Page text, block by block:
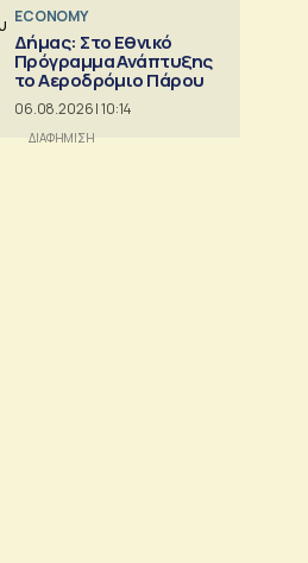
ECONOMY
Δήμας: Στο Εθνικό
Πρόγραμμα Ανάπτυξης
το Αεροδρόμιο Πάρου
06.08.2026 | 10:14